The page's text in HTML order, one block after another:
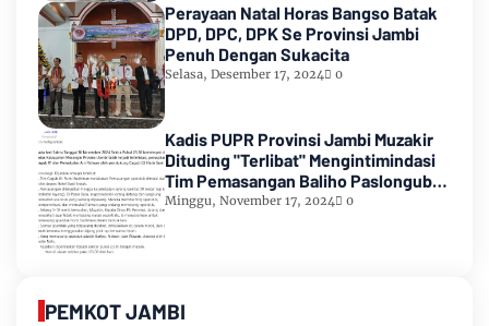
Perayaan Natal Horas Bangso Batak
DPD, DPC, DPK Se Provinsi Jambi
Penuh Dengan Sukacita
Selasa, Desember 17, 2024 0
Kadis PUPR Provinsi Jambi Muzakir
Dituding "Terlibat" Mengintimindasi
Tim Pemasangan Baliho Paslongub
Romi-Sudirman
Minggu, November 17, 2024 0
PEMKOT JAMBI